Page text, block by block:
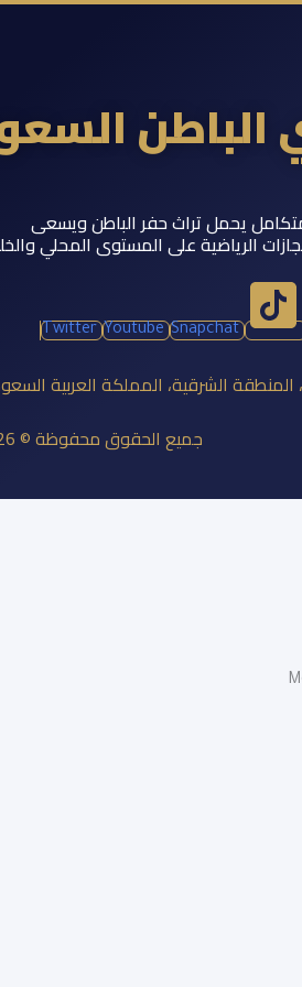
الباطن
يحمل تراث حفر الباطن ويسعى
الرياضية على المستوى المحلي
Twitter Youtube Snapchat
المنطقة الشرقية، المملكة العربية
جميع الحقوق محفوظة © 2026 نادي الباطن السعودي